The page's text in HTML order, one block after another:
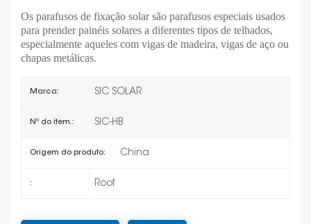
Os parafusos de fixação solar são parafusos especiais usados
para prender painéis solares a diferentes tipos de telhados,
especialmente aqueles com vigas de madeira, vigas de aço ou
chapas metálicas.
Marca: SIC SOLAR
Nº do item.: SIC-HB
Origem do produto: China
: Roof